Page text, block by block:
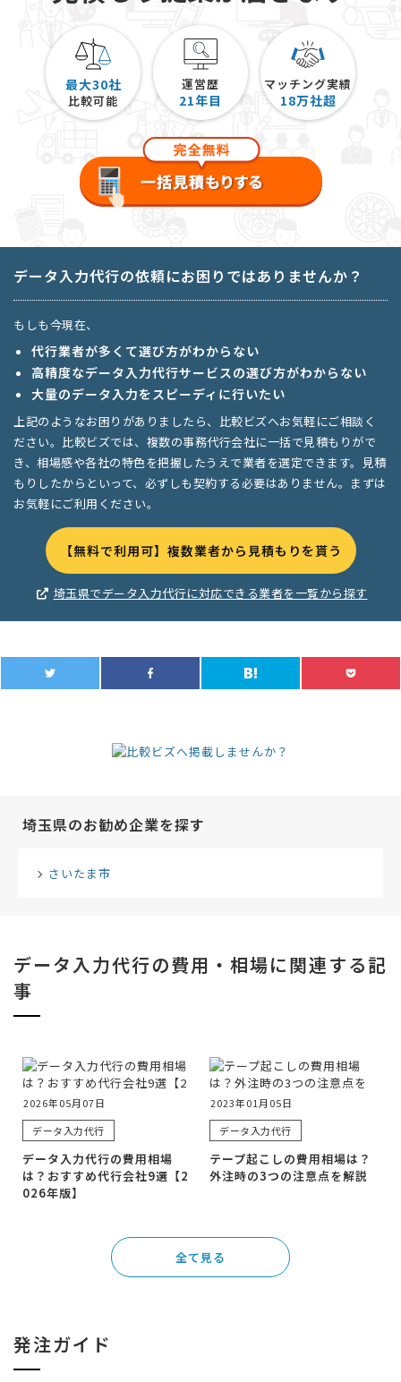
最大30社
比較可能
運営歴
21年目
マッチング実績
18万社超
データ入力代行の依頼にお困りではありませんか？
もしも今現在、
代行業者が多くて選び方がわからない
高精度なデータ入力代行サービスの選び方がわからない
大量のデータ入力をスピーディに行いたい
上記のようなお困りがありましたら、比較ビズへお気軽にご相談く
ださい。比較ビズでは、複数の事務代行会社に一括で見積もりがで
き、相場感や各社の特色を把握したうえで業者を選定できます。見積
もりしたからといって、必ずしも契約する必要はありません。まずは
お気軽にご利用ください。
【無料で利用可】複数業者から見積もりを貰う
埼玉県でデータ入力代行に対応できる業者を一覧から探す
埼玉県のお勧め企業を探す
さいたま市
データ入力代行の費用・相場に関連する記
事
2026年05月07日
データ入力代行
データ入力代行の費用相場
は？おすすめ代行会社9選【2
026年版】
2023年01月05日
データ入力代行
テープ起こしの費用相場は？
外注時の3つの注意点を解説
全て見る
発注ガイド